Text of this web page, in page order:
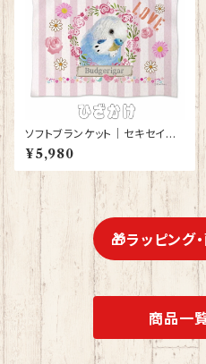
ソフトブランケット｜セキセイイ
ンコ・ノーマルブルー【型番 SB-
121】ピンク
¥5,980
🎁ラッピング
商品一